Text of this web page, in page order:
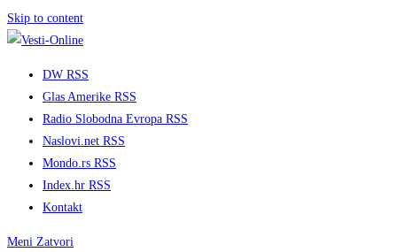
Skip to content
DW RSS
Glas Amerike RSS
Radio Slobodna Evropa RSS
Naslovi.net RSS
Mondo.rs RSS
Index.hr RSS
Kontakt
Meni Zatvori